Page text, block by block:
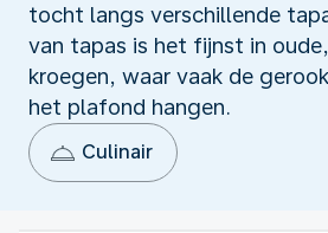
tocht langs verschillende
van tapas is het fijnst in
kroegen, waar vaak de
het plafond hangen.
Culinair